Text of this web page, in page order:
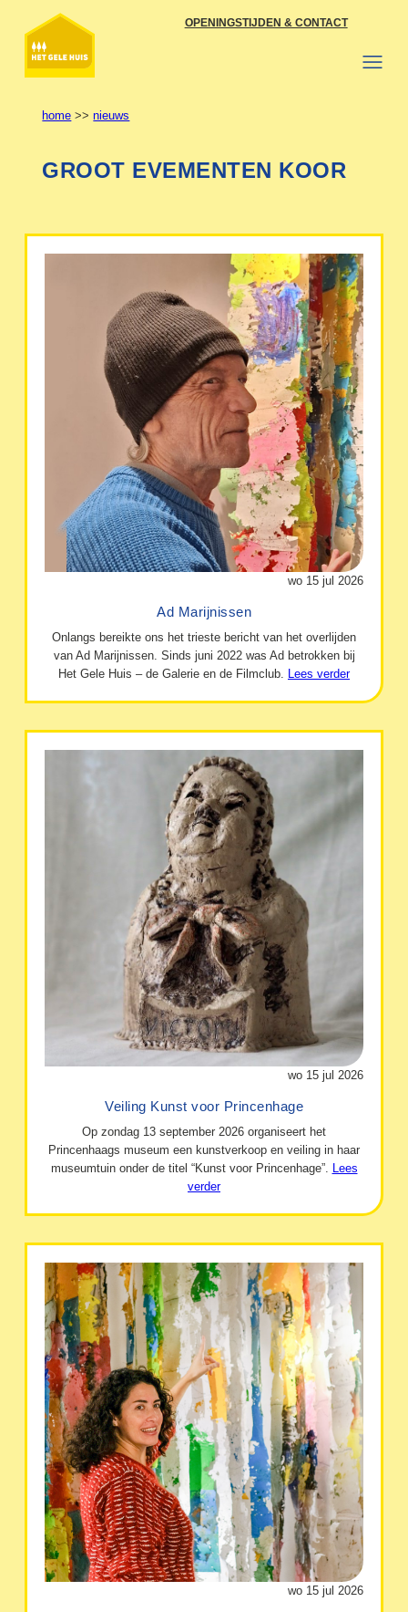
naar
inhoud
OPENINGSTIJDEN & CONTACT
home >>nieuws
GROOT EVEMENTEN KOOR
wo 15 jul 2026
Ad Marijnissen
Onlangs bereikte ons het trieste bericht van het overlijden
van Ad Marijnissen. Sinds juni 2022 was Ad betrokken bij
Het Gele Huis – de Galerie en de Filmclub. Lees verder
wo 15 jul 2026
Veiling Kunst voor Princenhage
Op zondag 13 september 2026 organiseert het
Princenhaags museum een kunstverkoop en veiling in haar
museumtuin onder de titel “Kunst voor Princenhage”. Lees
verder
wo 15 jul 2026